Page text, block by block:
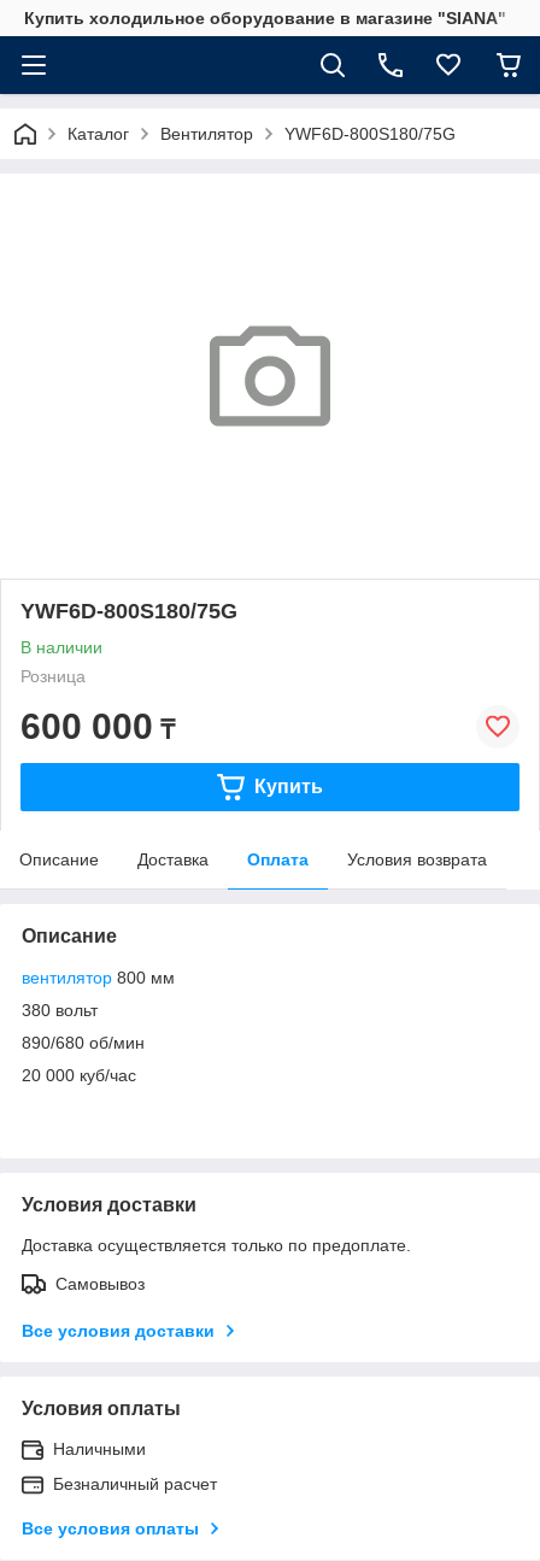
Купить холодильное оборудование в магазине "SIANA"
Каталог Вентилятор YWF6D-800S180/75G
YWF6D-800S180/75G
В наличии
Розница
600 000 ₸
Купить
Описание Доставка Оплата Условия возврата
Описание
вентилятор 800 мм
380 вольт
890/680 об/мин
20 000 куб/час
Условия доставки
Доставка осуществляется только по предоплате.
Самовывоз
Все условия доставки
Условия оплаты
Наличными
Безналичный расчет
Все условия оплаты